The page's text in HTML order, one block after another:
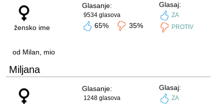
žensko ime
Glasanje:
9534 glasova
65% 35%
Glasaj:
ZA
PROTIV
od Milan, mio
Miljana
Glasanje:
1248 glasova
Glasaj:
ZA